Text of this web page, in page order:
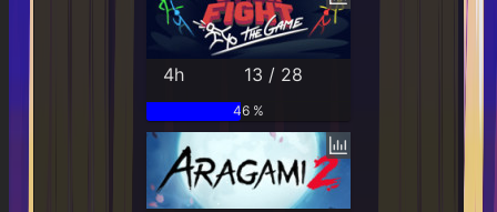
4h 13 / 28
46 %